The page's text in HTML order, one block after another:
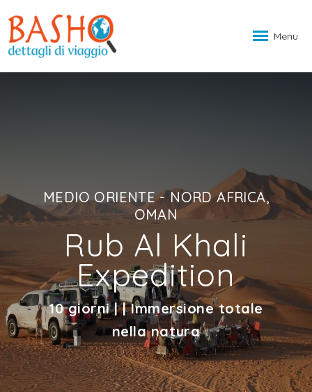
Menu
MEDIO ORIENTE - NORD AFRICA,
OMAN
Rub Al Khali
Expedition
10 giorni | | Immersione totale
nella natura